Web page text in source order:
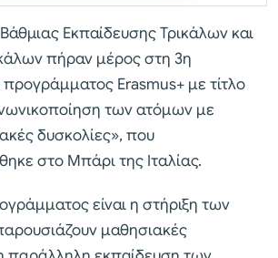
Εκπαίδευσης Τρικάλων και
πήραν μέρος στη 3η
Erasmus+ με τίτλο
των ατόμων με
δυσκολίες», που
στο Μπάρι της Ιταλίας.
είναι η στήριξη των
μαθησιακές